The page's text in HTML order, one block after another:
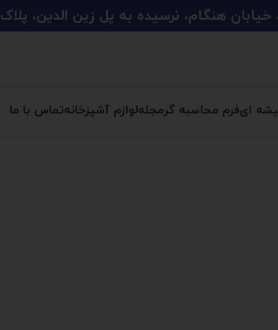
هنگام، نرسیده به پل زین الدین، پلاک 708، فروشگاه ایما
ایفرم محاسبه گرمجلهلوازم آشپزخانهتماس با ما